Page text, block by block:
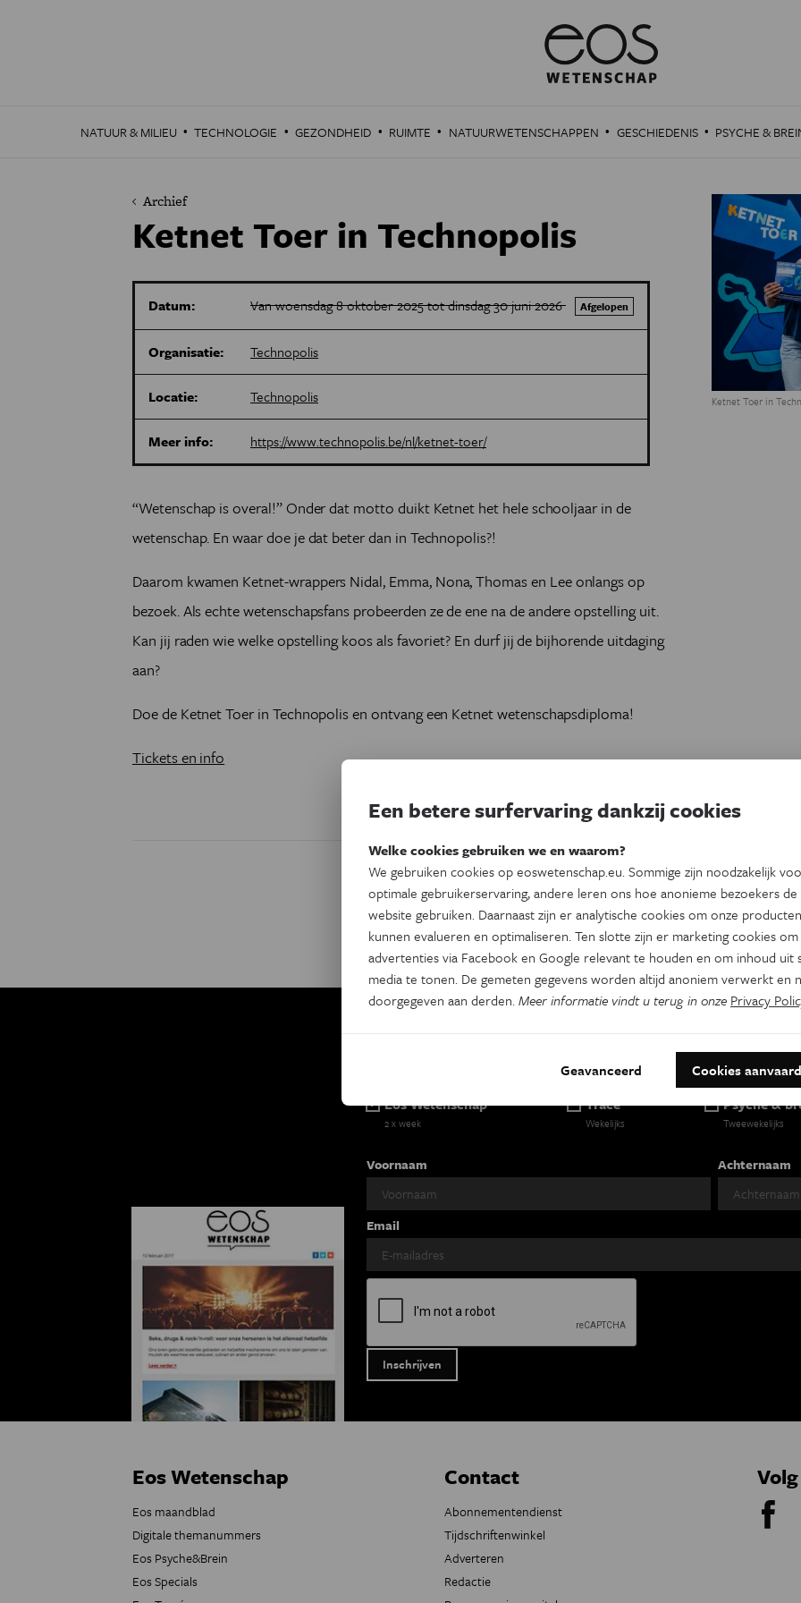
NATUUR & MILIEU · TECHNOLOGIE · GEZONDHEID · RUIMTE · NATUURWETENSCHAPPEN · GESCHIEDENIS · PSYCHE &
Archief
Ketnet Toer in Technopolis
Datum: Van woensdag 8 oktober 2025 tot dinsdag 30 juni 2026 Afgelopen
Organisatie: Technopolis
Locatie: Technopolis
Meer info: https://www.technopolis.be/nl/ketnet-toer/
“Wetenschap is overal!” Onder dat motto duikt Ketnet het hele schooljaar in de
wetenschap. En waar doe je dat beter dan in Technopolis?!
Daarom kwamen Ketnet-wrappers Nidal, Emma, Nona, Thomas en Lee onlangs op
bezoek. Als echte wetenschapsfans probeerden ze de ene na de andere opstelling uit.
Kan jij raden wie welke opstelling koos als favoriet? En durf jij de bijhorende uitdaging
aan?
Doe de Ketnet Toer in Technopolis en ontvang een Ketnet wetenschapsdiploma!
Tickets en info
Ketnet Toer in
Dit evenement delen op:
Facebook Twitter Linkedin
Eos Wetenschap
2 x week
Tracé
Wekelijks
Psyche &
Tweewekelijks
Voornaam Achternaam
Email
Eos Wetenschap
Eos maandblad
Digitale themanummers
Eos Psyche&Brein
Eos Specials
Contact
Abonnementendienst
Tijdschriftenwinkel
Adverteren
Redactie
Een betere surfervaring dankzij cookies
Welke cookies gebruiken we en waarom?
We gebruiken cookies op eoswetenschap.eu. Sommige zijn noodzakelijk
optimale gebruikerservaring, andere leren ons hoe anonieme bezoekers de
website gebruiken. Daarnaast zijn er analytische cookies om onze
kunnen evalueren en optimaliseren. Ten slotte zijn er marketing cookies om
advertenties via Facebook en Google relevant te houden en om inhoud uit
media te tonen. De gemeten gegevens worden altijd anoniem verwerkt en
doorgegeven aan derden.Meer informatie vindt u terug in onze Privacy
Geavanceerd Cookies